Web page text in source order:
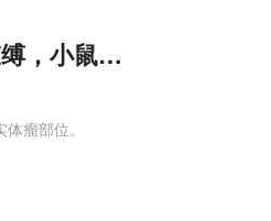
，小鼠及
瘤部位。